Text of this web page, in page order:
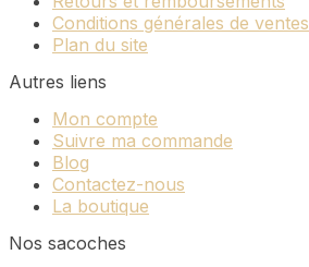
Conditions générales de ventes
Plan du site
Autres liens
Mon compte
Suivre ma commande
Blog
Contactez-nous
La boutique
Nos sacoches